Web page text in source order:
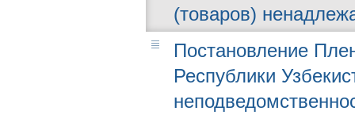
(товаров)
Постановление
Республики